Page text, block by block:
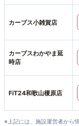
カーブス小雑賀店
カーブスわかやま延
時店
FiT24和歌山榎原店
※上記には、施設運営者から